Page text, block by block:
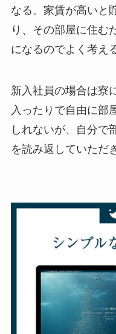
なる。家賃が高いと
り、その部屋に住む
になるのでよく考え
新入社員の場合は寮
入ったりで自由に部
しれないが、自分で
を読み返していただ